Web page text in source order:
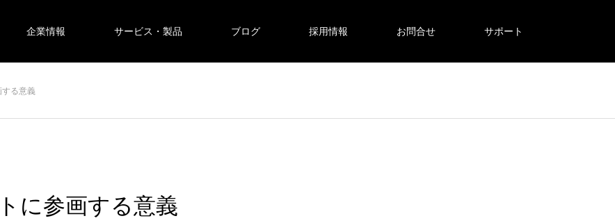
企業情報 サービス・製品 ブログ 採用情報 お問合せ サポート
る意義
に参画する意義